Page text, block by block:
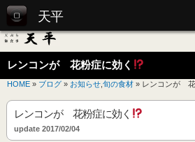
天平
レンコンが 花粉症に効く
HOME » ブログ » お知らせ 旬の食材 » レンコンが 花
レンコンが 花粉症に効く
update 2017/02/04